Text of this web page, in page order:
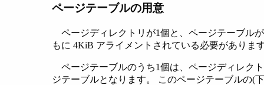
ページテーブルの用意
ページディレクトリが1個と、ページテーブル
もに 4KiB アライメントされている必要がありま
ページテーブルのうち1個は、ページディレク
ジテーブルとなります。 このページテーブルの(